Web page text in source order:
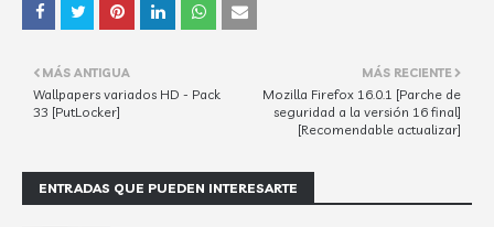
MÁS RECIENTE
Mozilla Firefox 16.0.1 [Parche de
seguridad a la versión 16 final]
[Recomendable actualizar]
MÁS ANTIGUA
Wallpapers variados HD - Pack
33 [PutLocker]
ENTRADAS QUE PUEDEN INTERESARTE